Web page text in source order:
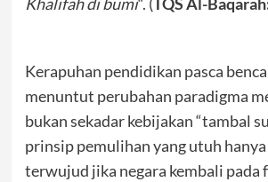
Kerapuhan pendidikan pasca
menuntut perubahan paradigma
bukan sekadar kebijakan “tambal
prinsip pemulihan yang utuh
terwujud jika negara kembali pada